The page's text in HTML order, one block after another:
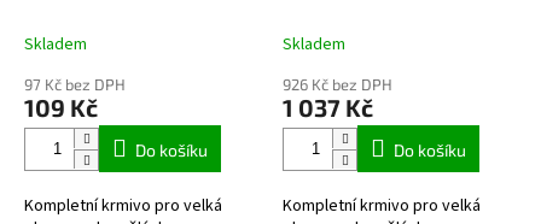
Skladem
97 Kč bez DPH
109 Kč
Do košíku
Kompletní krmivo pro velká
Skladem
926 Kč bez DPH
1 037 Kč
Do košíku
Kompletní krmivo pro velká